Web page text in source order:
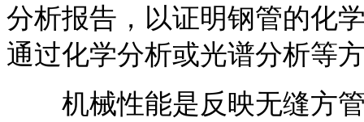
分析报告，以证明钢管的化
通过化学分析或光谱分析等
机械性能是反映无缝方管